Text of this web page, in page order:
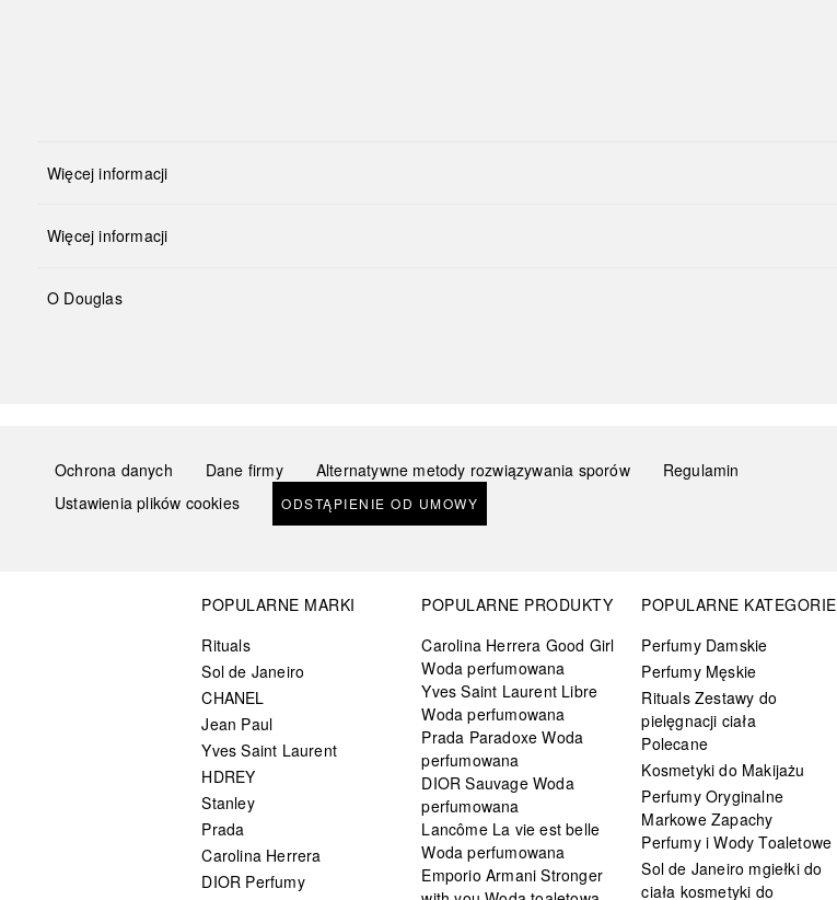
Więcej informacji
Więcej informacji
O Douglas
Ochrona danych Dane firmy Alternatywne metody rozwiązywania sporów
Regulamin
Ustawienia plików cookies
ODSTĄPIENIE OD UMOWY
POPULARNE MARKI
Rituals
Sol de Janeiro
CHANEL
Jean Paul
Yves Saint Laurent
HDREY
Stanley
Prada
Carolina Herrera
DIOR Perfumy
POPULARNE PRODUKTY
Carolina Herrera Good Girl
Woda perfumowana
Yves Saint Laurent Libre
Woda perfumowana
Prada Paradoxe Woda
perfumowana
DIOR Sauvage Woda
perfumowana
Lancôme La vie est belle
Woda perfumowana
Emporio Armani Stronger
POPULARNE KATEGORIE
Perfumy Damskie
Perfumy Męskie
Rituals Zestawy do
pielęgnacji ciała
Polecane
Kosmetyki do Makijażu
Perfumy Oryginalne
Markowe Zapachy
Perfumy i Wody Toaletowe
Sol de Janeiro mgiełki do
ciała kosmetyki do